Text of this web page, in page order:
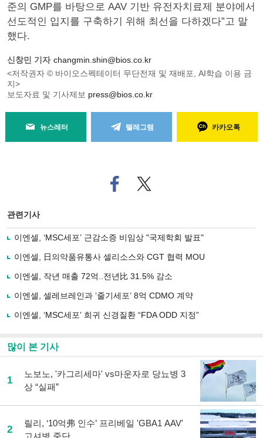
준의 GMP를 바탕으로 AAV 기반 유전자치료제 분야에서
선도적인 입지를 구축하기 위해 최선을 다하겠다”고 말
했다.
신창민 기자 changmin.shin@bios.co.kr
<저작권자 © 바이오스펙테이터 무단전재 및 재배포, AI학습 이용 금
지>
보도자료 및 기사제보 press@bios.co.kr
뉴스레터 텔레그램 카카오톡
페
이
로
기
사
유
기
트위
터로
관련기사
이엔셀, ‘MSC세포’ 근감소증 비임상 "국제학회 발표"
이엔셀, 日의약품유통사 셀리소스와 CGT 협력 MOU
이엔셀, 작년 매출 72억..전년比 31.5% 감소
이엔셀, 셀레브레인과 ‘줄기세포’ 8억 CDMO 계약
이엔셀, ‘MSC세포’ 희귀 신경질환 “FDA ODD 지정”
많이 본 기사
1
노보노, '카그리세마' vs마운자로 당뇨병 3
상 “실패”
2
릴리, ‘10억弗 인수’ 프리베일 'GBA1 AAV'
고셔병 중단